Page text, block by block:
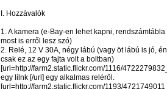
I. Hozzávalók
1. A kamera (e-Bay-en lehet kapni,
most is erről lesz szó)
2. Relé, 12 V 30A, négy lábú (vagy öt lábú is jó,
csak ez az egy fajta volt a boltban)
[url=http://farm2.static.flickr.com/1116/
egy lilnk [/url] egy alkalmas reléről.
[url=http://farm2.static.flickr.com/1193/